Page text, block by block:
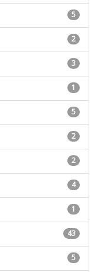
5
2
3
1
5
2
2
4
1
43
5